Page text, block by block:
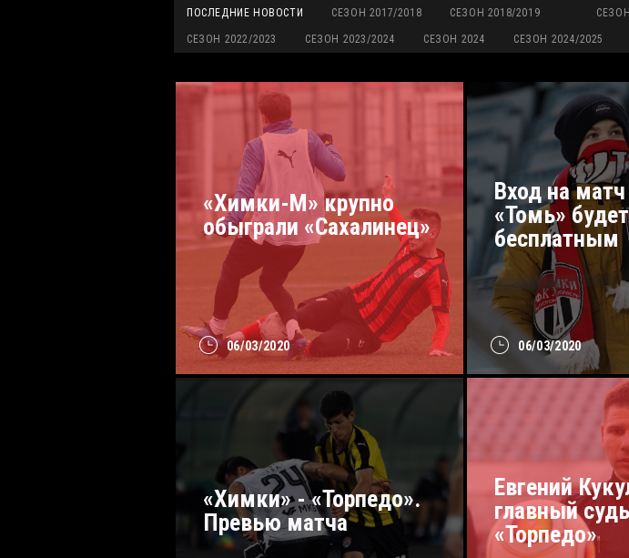
ПОСЛЕДНИЕ НОВОСТИ СЕЗОН 2017/2018 СЕЗОН 2018/2019
СЕЗОН 2022/2023 СЕЗОН 2023/2024 СЕЗОН 2024 СЕЗОН 2024/2025
06/03/2020
«Химки-М» крупно
обыграли «Сахалинец»
06/03/2020
Вход на
«Томь» будет
бесплатным
«Химки» - «Торпедо».
Превью матча
Евгений
главный
«Торпедо»